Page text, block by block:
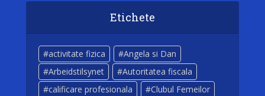
Etichete
activitate fizica
Angela si Dan
Arbeidstilsynet
Autoritatea fiscala
calificare profesionala
Clubul Femeilor